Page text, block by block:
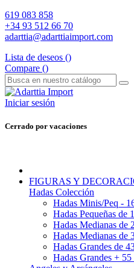
619 083 858
+34 93 512 66 70
adarttia@adarttiaimport.com
Lista de deseos ()
Compare ()
Iniciar sesión
Cerrado por vacaciones
FIGURAS Y
Hadas Colección
Hadas Minis/Peq -
Hadas Pequeñas de
Hadas Medianas de
Hadas Medianas de
Hadas Grandes de
Hadas Grandes +